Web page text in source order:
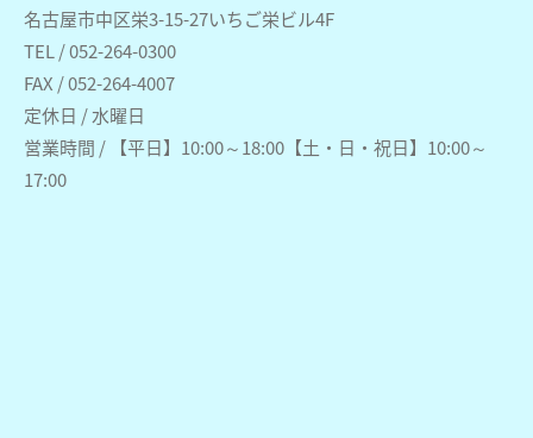
名古屋市中区栄3-15-27いちご栄ビル4F
TEL / 052-264-0300
FAX / 052-264-4007
定休日 / 水曜日
営業時間 / 【平日】10:00～18:00【土・日・祝日】10:00～
17:00